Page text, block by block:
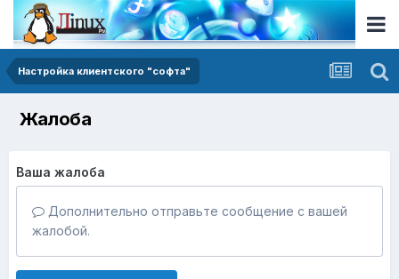
Настройка клиентского "софта"
Жалоба
Ваша жалоба
Дополнительно отправьте сообщение с вашей
жалобой.